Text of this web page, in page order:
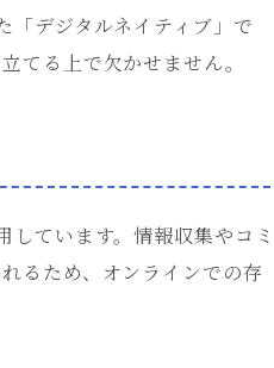
「デジタルネイティブ」で
てる上で欠かせません。
ています。情報収集やコミ
るため、オンラインでの存